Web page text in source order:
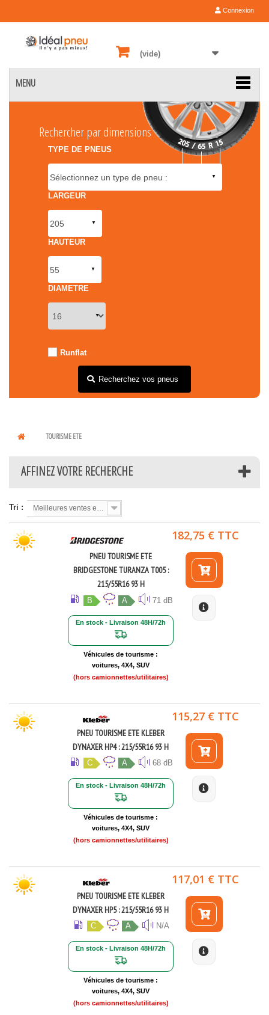
Connexion
(vide)
MENU
Rechercher par dimensions
TYPE DE PNEUS
LARGEUR
HAUTEUR
DIAMETRE
Runflat
Recherchez vos pneus
TOURISME ETE
AFFINEZ VOTRE RECHERCHE
Tri : Meilleures ventes en premier
PNEU TOURISME ETE
BRIDGESTONE TURANZA T005 :
215/55R16 93 H
B A 71 dB
En stock - Livraison 48H/72h
Véhicules de tourisme :
voitures, 4X4, SUV
(hors camionnettes/utilitaires)
182,75 € TTC
PNEU TOURISME ETE KLEBER
DYNAXER HP4 : 215/55R16 93 H
C A 68 dB
En stock - Livraison 48H/72h
Véhicules de tourisme :
voitures, 4X4, SUV
(hors camionnettes/utilitaires)
115,27 € TTC
PNEU TOURISME ETE KLEBER
DYNAXER HP5 : 215/55R16 93 H
C A N/A
En stock - Livraison 48H/72h
Véhicules de tourisme :
voitures, 4X4, SUV
(hors camionnettes/utilitaires)
117,01 € TTC